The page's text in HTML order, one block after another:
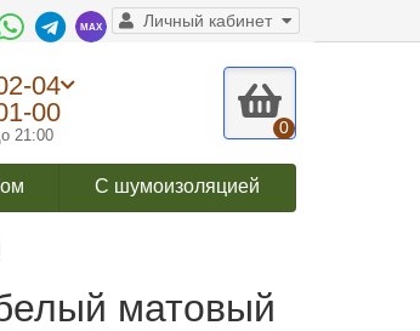
Личный кабинет
04
00
21:00 0
С шумоизоляцией
матовый